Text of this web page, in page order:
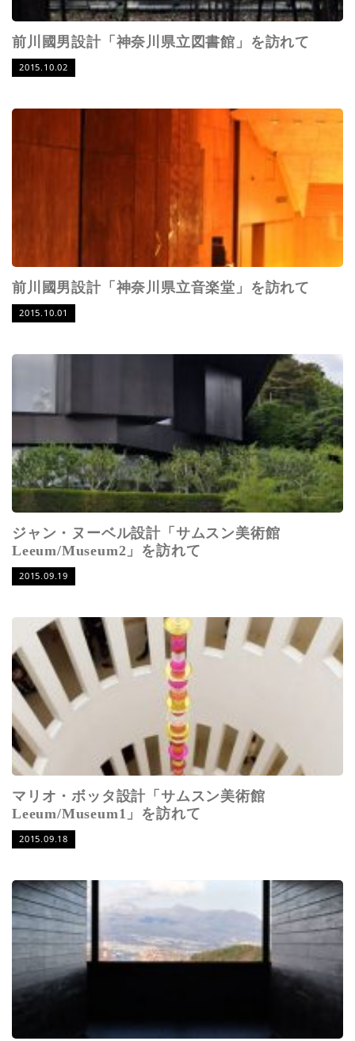
前川國男設計「神奈川県立図書館」を訪れて
2015.10.02
前川國男設計「神奈川県立音楽堂」を訪れて
2015.10.01
ジャン・ヌーベル設計「サムスン美術館
Leeum/Museum2」を訪れて
2015.09.19
マリオ・ボッタ設計「サムスン美術館
Leeum/Museum1」を訪れて
2015.09.18